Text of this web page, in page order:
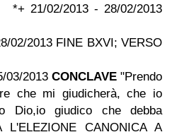
2013 - 28/02/2013
FINE BXVI; VERSO
2013 CONCLAVE "Prendo
che mi giudicherà, che io
Dio,io giudico che debba
L'ELEZIONE CANONICA A